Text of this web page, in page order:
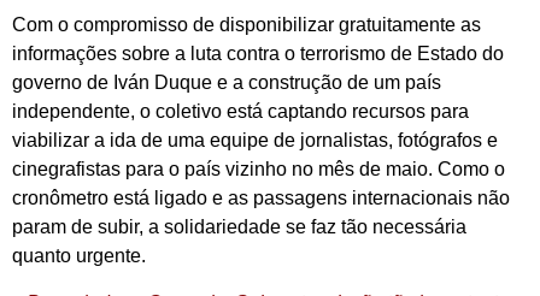
Com o compromisso de disponibilizar gratuitamente as
informações sobre a luta contra o terrorismo de Estado do
governo de Iván Duque e a construção de um país
independente, o coletivo está captando recursos para
viabilizar a ida de uma equipe de jornalistas, fotógrafos e
cinegrafistas para o país vizinho no mês de maio. Como o
cronômetro está ligado e as passagens internacionais não
param de subir, a solidariedade se faz tão necessária
quanto urgente.